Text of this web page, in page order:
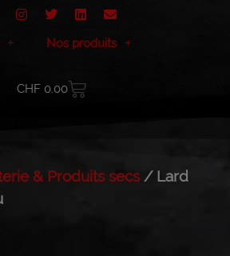
Nos produits
CHF0.00
& Produits secs/ Lard